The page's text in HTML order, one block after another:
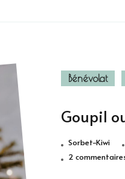
Bénévolat
Goupil
Sorbet-Kiwi
2